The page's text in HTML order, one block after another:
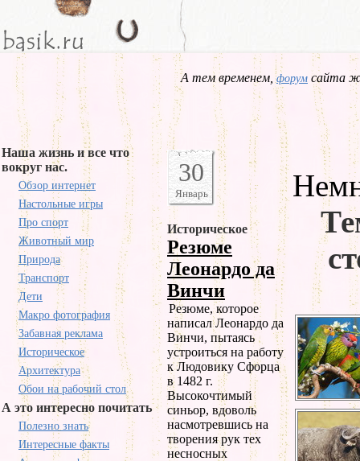
А тем временем,форум сайта
Наша жизнь и все что
вокруг нас.
Обзор интернет
Настольные игры
Про спорт
Животный мир
Природа
Транспорт
Дети
Макро фотография
Забавная реклама
Историческое
Архитектура
Обои на рабочий стол
А это интересно почитать
Полезно знать
Интересные факты
30
Январь
Историческое
Резюме
Леонардо да
Винчи
Резюме, которое
написал Леонардо да
Винчи, пытаясь
устроиться на работу
к Людовику Сфорца
в 1482 г.
Высокочтимый
синьор, вдоволь
насмотревшись на
творения рук тех
несносных